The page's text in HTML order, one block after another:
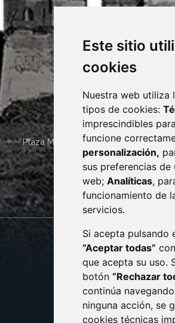
Este sitio
cookies
Nuestra web utiliza
tipos de cookies:
imprescindibles
funcione
personalización,
sus preferencias de
web; Analíticas,
funcionamiento de
servicios.
Si acepta pulsando
“Aceptar todas”
que acepta su uso.
botón “Rechazar
continúa
ninguna acción, se
cookies técnicas
Plaza Mayor 4 22400 MONZÓN -
· (34) 974 400 700 ·
sac@monzon.es
monzon.es
CONTACTO
AVISO LEGAL
PROTECCIÓN DE
POLÍTICA DE
ACCESIBILIDAD